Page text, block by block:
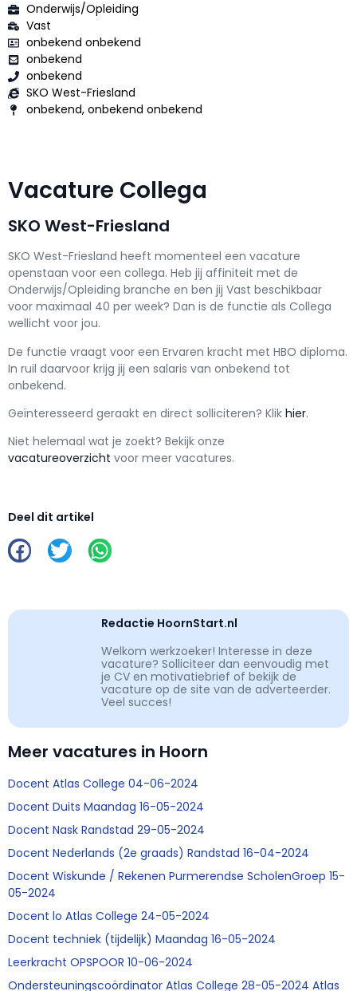
Onderwijs/Opleiding
Vast
onbekend onbekend
onbekend
onbekend
SKO West-Friesland
onbekend, onbekend onbekend
Vacature Collega
SKO West-Friesland
SKO West-Friesland heeft momenteel een vacature
openstaan voor een collega. Heb jij affiniteit met de
Onderwijs/Opleiding branche en ben jij Vast beschikbaar
voor maximaal 40 per week? Dan is de functie als Collega
wellicht voor jou.
De functie vraagt voor een Ervaren kracht met HBO diploma.
In ruil daarvoor krijg jij een salaris van onbekend tot
onbekend.
Geïnteresseerd geraakt en direct solliciteren? Klik hier.
Niet helemaal wat je zoekt? Bekijk onze
vacatureoverzicht voor meer vacatures.
Deel dit artikel
Redactie HoornStart.nl
Welkom werkzoeker! Interesse in deze
vacature? Solliciteer dan eenvoudig met
je CV en motivatiebrief of bekijk de
vacature op de site van de adverteerder.
Veel succes!
Meer vacatures in Hoorn
Docent Atlas College 04-06-2024
Docent Duits Maandag 16-05-2024
Docent Nask Randstad 29-05-2024
Docent Nederlands (2e graads) Randstad 16-04-2024
Docent Wiskunde / Rekenen Purmerendse ScholenGroep 15-
05-2024
Docent lo Atlas College 24-05-2024
Docent techniek (tijdelijk) Maandag 16-05-2024
Leerkracht OPSPOOR 10-06-2024
Ondersteuningscoördinator Atlas College 28-05-2024 Atlas